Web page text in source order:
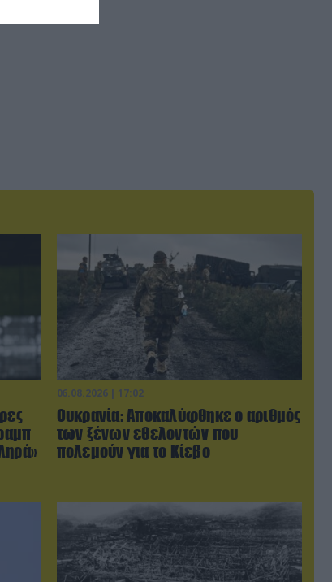
06.08.2026 | 17:02
Ουκρανία: Αποκαλύφθηκε ο αριθμός
των ξένων εθελοντών που
πολεμούν για το Κίεβο